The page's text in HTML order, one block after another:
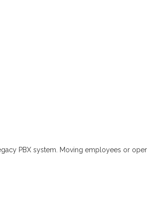
PBX system. Moving employees or